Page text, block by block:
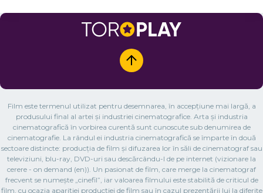
Film este termenul utilizat pentru desemnarea, în accepțiune mai largă, a
produsului final al artei și industriei cinematografice. Arta și industria
cinematografică în vorbirea curentă sunt cunoscute sub denumirea de
cinematografie. La rândul ei industria cinematografică se împarte în două
sectoare distincte: producția de film și difuzarea lor în săli de cinematograf sau
televiziuni, blu-ray, DVD-uri sau descărcându-l de pe internet (vizionare la
cerere - on demand (en)). Un pasionat de film, care merge la cinematograf
frecvent se numește „cinefil”, iar valoarea filmului este stabilită de criticul de
film, cu ocazia apariției producției de film sau în cazul prezentării lui la diferite